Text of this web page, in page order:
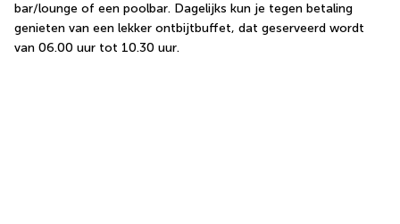
bar/lounge of een poolbar. Dagelijks kun je tegen betaling
genieten van een lekker ontbijtbuffet, dat geserveerd wordt
van 06.00 uur tot 10.30 uur.